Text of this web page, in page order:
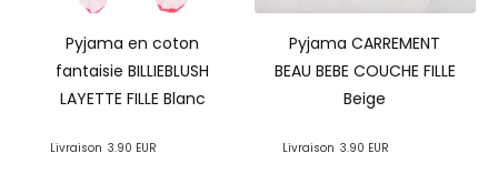
Pyjama en coton
fantaisie BILLIEBLUSH
LAYETTE FILLE Blanc
Livraison 3.90 EUR
Pyjama CARREMENT
BEAU BEBE COUCHE FILLE
Beige
Livraison 3.90 EUR